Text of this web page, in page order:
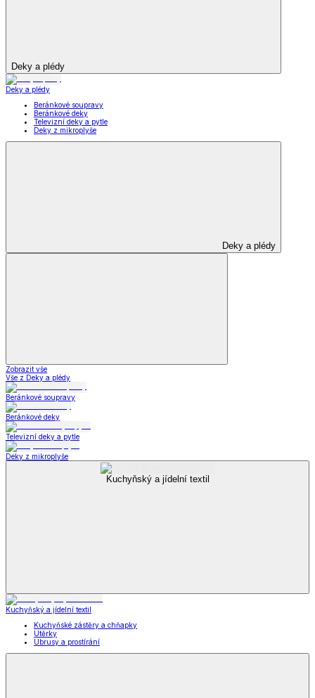
Deky a plédy
Deky a plédy
Beránkové soupravy
Beránkové deky
Televizní deky a pytle
Deky z mikroplyše
Deky a plédy
Zobrazit vše
Vše z Deky a plédy
Beránkové soupravy
Beránkové deky
Televizní deky a pytle
Deky z mikroplyše
Kuchyňský a jídelní textil
Kuchyňský a jídelní textil
Kuchyňské zástěry a chňapky
Utěrky
Ubrusy a prostírání